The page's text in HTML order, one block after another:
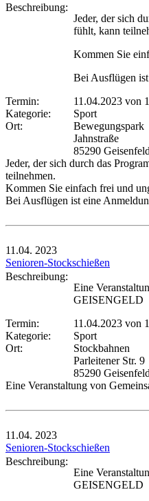
Beschreibung:
Jeder, der sich
fühlt, kann
Kommen Sie
Bei Ausflügen
Termin:
11.04.2023 von
Kategorie:
Sport
Ort:
Bewegungspark
Jahnstraße
85290 Geisenfeld
Jeder, der sich durch das
teilnehmen.
Kommen Sie einfach frei und
Bei Ausflügen ist eine
11.04. 2023
Senioren-Stockschießen
Beschreibung:
Eine
GEISENGELD
Termin:
11.04.2023 von
Kategorie:
Sport
Ort:
Stockbahnen
Parleitener Str. 9
85290 Geisenfeld
Eine Veranstaltung von
11.04. 2023
Senioren-Stockschießen
Beschreibung:
Eine
GEISENGELD